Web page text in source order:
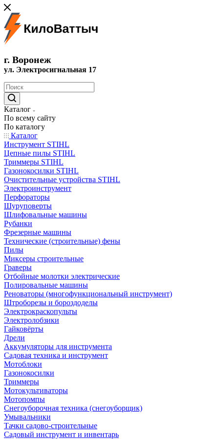
г. Воронеж
ул. Электросигнальная 17
Каталог
По всему сайту
По каталогу
Каталог
Инструмент STIHL
Цепные пилы STIHL
Триммеры STIHL
Газонокосилки STIHL
Очистительные устройства STIHL
Электроинструмент
Перфораторы
Шуруповерты
Шлифовальные машины
Рубанки
Фрезерные машины
Технические (строительные) фены
Пилы
Миксеры строительные
Граверы
Отбойные молотки электрические
Полировальные машины
Реноваторы (многофункциональный инструмент)
Штроборезы и бороздоделы
Электрокраскопульты
Электролобзики
Гайковёрты
Дрели
Аккумуляторы для инструмента
Садовая техника и инструмент
Мотоблоки
Газонокосилки
Триммеры
Мотокультиваторы
Мотопомпы
Снегоуборочная техника (снегоуборщик)
Умывальники
Тачки садово-строительные
Садовый инструмент и инвентарь